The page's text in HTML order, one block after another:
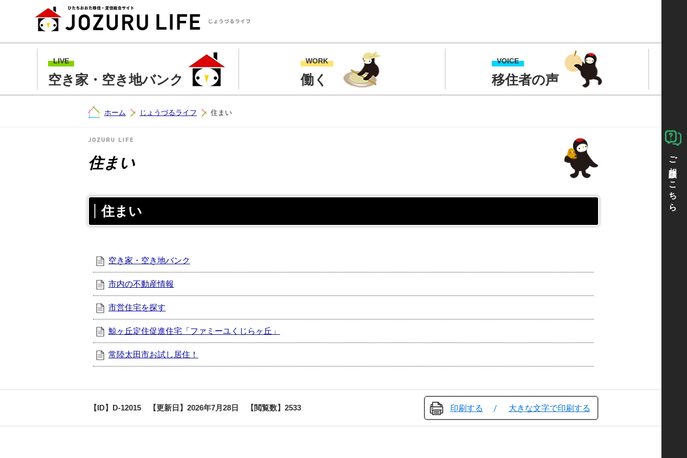
LIVE
空き家・空き地バンク
WORK
働く
VOICE
移住者の声
ホーム じょうづるライフ 住まい
住まい
住まい
空き家・空き地バンク
市内の不動産情報
市営住宅を探す
鯨ヶ丘定住促進住宅「ファミーユくじらヶ丘」
常陸太田市お試し居住！
【ID】 D-12015 【更新日】 2026年7月28日 【閲覧数】 2533 印刷する 大きな文字で印刷する
ご相談はこちら